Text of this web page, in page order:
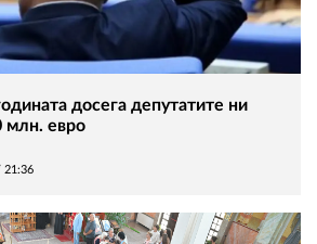
досега депутатите ни
млн. евро
21:36